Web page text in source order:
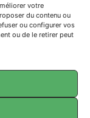
votre
du contenu ou
ou configurer vos
ou de le retirer peut
le cadre
de
à
de Madrid.